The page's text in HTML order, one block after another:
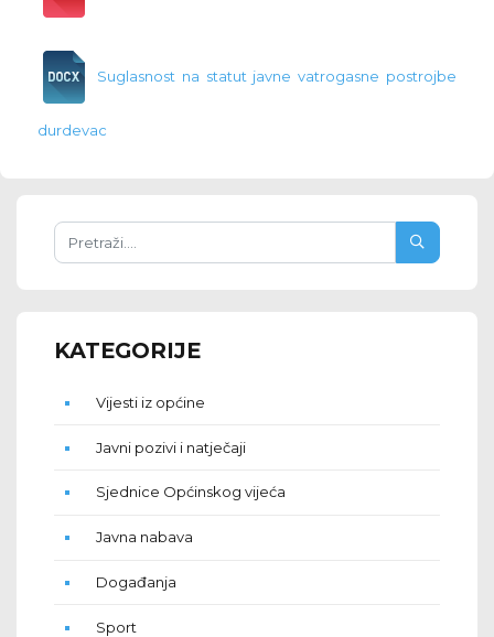
Suglasnost na statut javne vatrogasne postrojbe
durdevac
KATEGORIJE
Vijesti iz općine
Javni pozivi i natječaji
Sjednice Općinskog vijeća
Javna nabava
Događanja
Sport